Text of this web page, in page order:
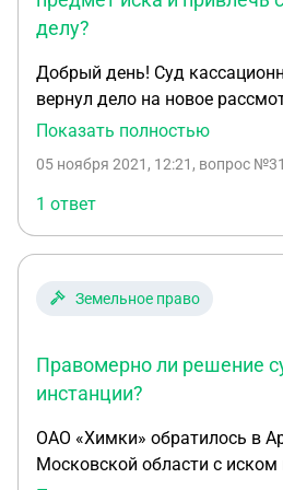
делу?
Добрый день! Суд кассационной инстанции
вернул дело на новое
Арбитражный суд первой инстанции.
привлечь соответчика к делу?
Показать полностью
05 ноября 2021, 12:21 , вопрос
1 ответ
Земельное право
Правомерно ли решение
инстанции?
ОАО «Химки» обратилось в
Московской области с